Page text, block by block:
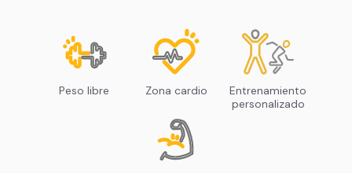
Peso libre Zona cardio
Entrenamiento
personalizado